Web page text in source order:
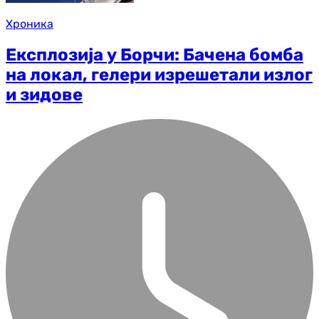
Хроника
Експлозија у Борчи: Бачена бомба
на локал, гелери изрешетали излог
и зидове